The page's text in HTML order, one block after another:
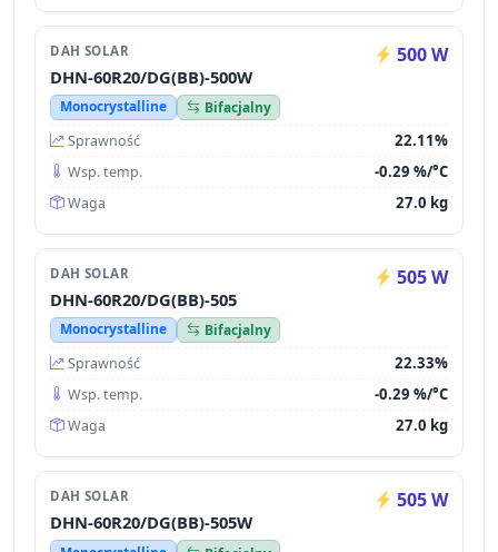
DAH SOLAR 500 W
DHN-60R20/DG(BB)-500W
Monocrystalline
Bifacjalny
Sprawność
22.11%
Wsp. temp. -0.29 %/°C
Waga 27.0 kg
DAH SOLAR 505 W
DHN-60R20/DG(BB)-505
Monocrystalline
Bifacjalny
Sprawność
22.33%
Wsp. temp. -0.29 %/°C
Waga 27.0 kg
DAH SOLAR 505 W
DHN-60R20/DG(BB)-505W